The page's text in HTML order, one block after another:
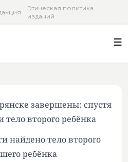
Этическая политика
изданий
завершены: спустя
тело второго ребёнка
найдено тело второго
ребёнка